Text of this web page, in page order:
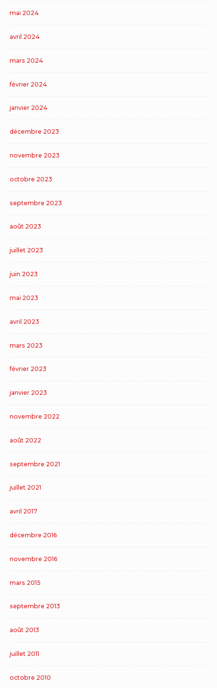
mai 2024
avril 2024
mars 2024
février 2024
janvier 2024
décembre 2023
novembre 2023
octobre 2023
septembre 2023
août 2023
juillet 2023
juin 2023
mai 2023
avril 2023
mars 2023
février 2023
janvier 2023
novembre 2022
août 2022
septembre 2021
juillet 2021
avril 2017
décembre 2016
novembre 2016
mars 2015
septembre 2013
août 2013
juillet 2011
octobre 2010